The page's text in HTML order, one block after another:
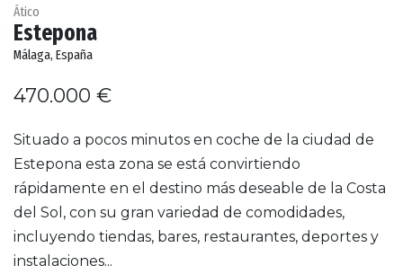
Ático
Estepona
Málaga, España
470.000 €
Situado a pocos minutos en coche de la ciudad de
Estepona esta zona se está convirtiendo
rápidamente en el destino más deseable de la Costa
del Sol, con su gran variedad de comodidades,
incluyendo tiendas, bares, restaurantes, deportes y
instalaciones...